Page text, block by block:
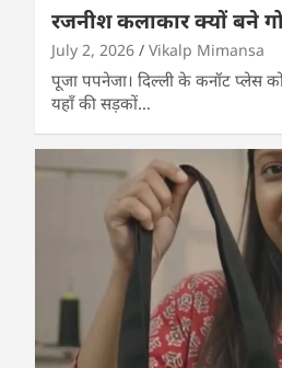
रजनीश कलाकार क्यों बने
July 2, 2026 Vikalp Mimansa
पूजा पपनेजा। दिल्ली के कनॉट प्लेस
यहाँ की सड़कों…